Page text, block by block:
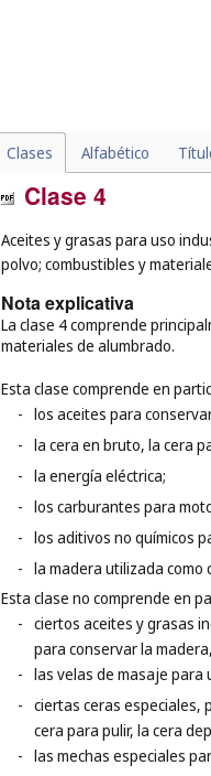
Clases Alfabético
Clase 4
Aceites y grasas para uso
polvo; combustibles y
Nota explicativa
La clase 4 comprende
materiales de alumbrado.
Esta clase comprende en
- los aceites para
- la cera en bruto, la cera
- la energía eléctrica;
- los carburantes para
- los aditivos no químicos
- la madera utilizada como
Esta clase no comprende en
- ciertos aceites y grasas
para conservar la
- las velas de masaje para
- ciertas ceras especiales,
cera para pulir, la cera
- las mechas especiales